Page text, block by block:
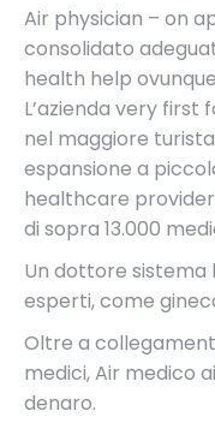
Air physician – on
consolidato
health help
L’azienda very
nel maggiore
espansione a
healthcare
di sopra 13.000
Un dottore sistema
esperti, come
Oltre a
medici, Air medico
denaro.